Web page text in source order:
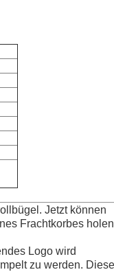
Jetzt können
Frachtkorbes
Logo wird
zu werden.